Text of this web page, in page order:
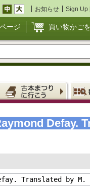
お知らせ Sign Up
ージ 買い物かご
Defay.